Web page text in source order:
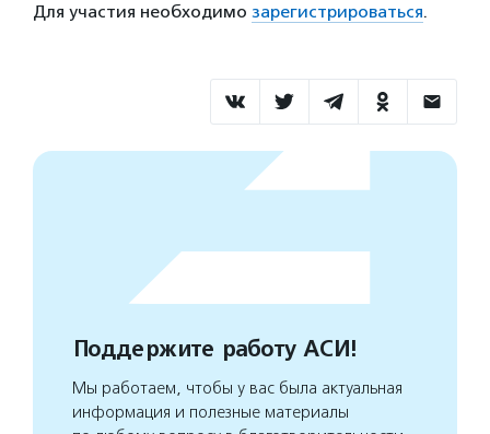
Для участия необходимо зарегистрироваться.
Поддержите работу АСИ!
Мы работаем, чтобы у вас была актуальная
информация и полезные материалы